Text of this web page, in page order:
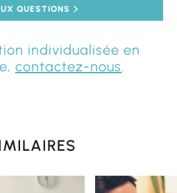
QUESTIONS
individualisée en
contactez-nous.